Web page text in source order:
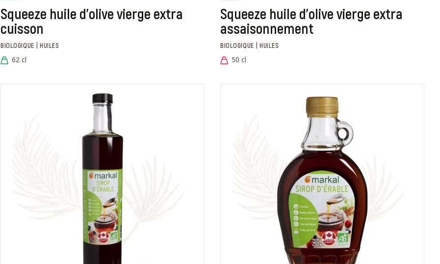
Squeeze huile d'olive vierge extra
cuisson
BIOLOGIQUE | HUILES
62 cl
Squeeze huile d'olive vierge extra
assaisonnement
BIOLOGIQUE | HUILES
50 cl